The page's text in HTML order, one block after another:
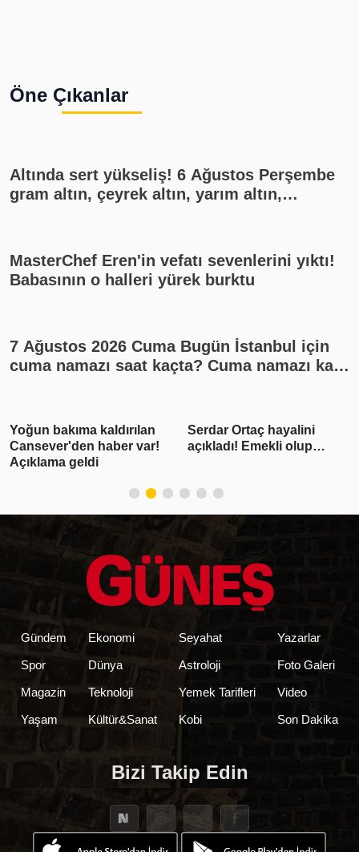
Öne Çıkanlar
Altında sert yükseliş! 6 Ağustos Perşembe
gram altın, çeyrek altın, yarım altın,
MasterChef Eren'in vefatı sevenlerini yıktı!
Babasının o halleri yürek burktu
7 Ağustos 2026 Cuma Bugün İstanbul için
cuma namazı saat kaçta? Cuma namazı kaç
Yoğun bakıma kaldırılan
Cansever'den haber var!
Açıklama geldi
Serdar Ortaç hayalini
açıkladı! Emekli olup…
Gündem
Spor
Magazin
Yaşam
Ekonomi
Dünya
Teknoloji
Kültür&Sanat
Seyahat
Astroloji
Yemek Tarifleri
Kobi
Yazarlar
Foto Galeri
Video
Son Dakika
Bizi Takip Edin